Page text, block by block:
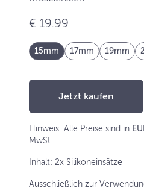
€ 19.99
15mm 17mm 19mm
Jetzt kaufen
Hinweis: Alle Preise sind in
MwSt.
Inhalt: 2x Silikoneinsätze
Ausschließlich zur